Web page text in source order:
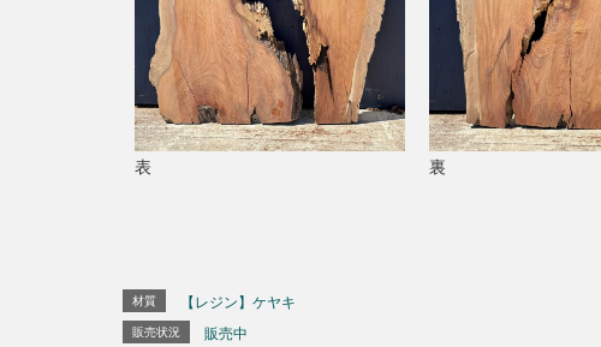
表 裏
材質 【レジン】ケヤキ
販売状況 販売中